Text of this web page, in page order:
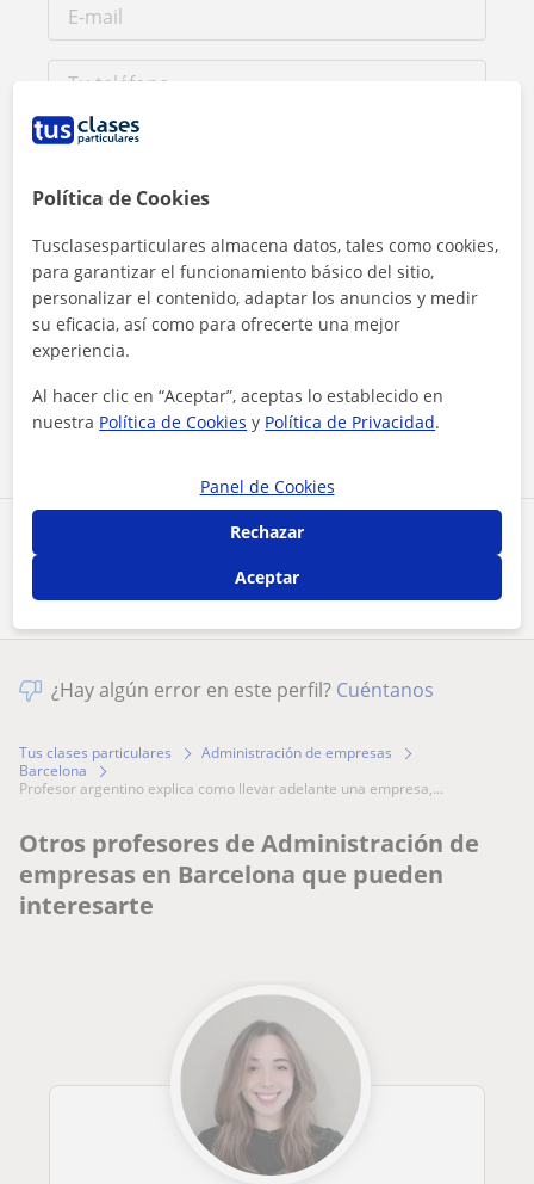
Comparte a este profesor
Al hacer clic, aceptas nuestro
Contactar ahora
¿Hay algún error en este perfil? Cuéntanos
Tus clases particulares
Administración de empresas
Barcelona
profesor argentino explica como llevar adelante una empresa,...
Otros profesores de Administración de
empresas en Barcelona que pueden
interesarte
Política de Cookies
Tusclasesparticulares almacena datos, tales como cookies,
para garantizar el funcionamiento básico del sitio,
personalizar el contenido, adaptar los anuncios y medir
su eficacia, así como para ofrecerte una mejor
experiencia.
Al hacer clic en “Aceptar”, aceptas lo establecido en
nuestra Política de Cookies y Política de Privacidad.
Panel de Cookies
Rechazar
Aceptar